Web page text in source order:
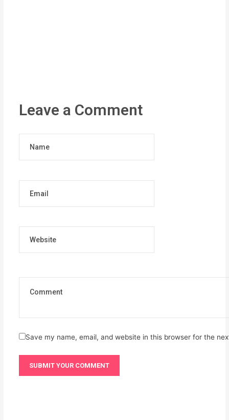
Leave a Comment
Save my name, email, and website in this browser for the